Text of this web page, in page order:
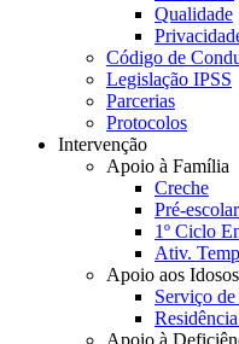
Qualidade
Código de
Legislação IPSS
Parcerias
Protocolos
Intervenção
Apoio à Família
Creche
Pré-escolar
1º Ciclo
Ativ.
Apoio aos Idosos
Serviço
Apoio à